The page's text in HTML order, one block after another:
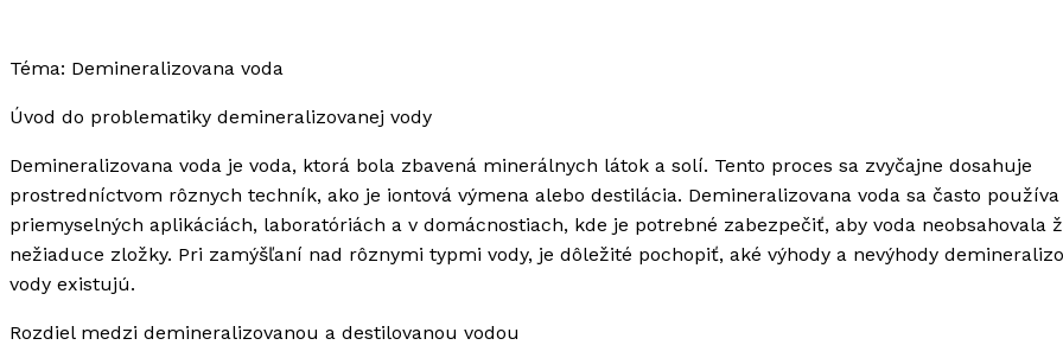
Téma: Demineralizovana voda
Úvod do problematiky demineralizovanej vody
Demineralizovana voda je voda, ktorá bola zbavená minerálnych látok a solí. Tento proces sa zvyčajne dosahuje
prostredníctvom rôznych techník, ako je iontová výmena alebo destilácia. Demineralizovana voda sa často používa
priemyselných aplikáciách, laboratóriách a v domácnostiach, kde je potrebné zabezpečiť, aby voda neobsahovala
nežiaduce zložky. Pri zamýšľaní nad rôznymi typmi vody, je dôležité pochopiť, aké výhody a nevýhody
vody existujú.
Rozdiel medzi demineralizovanou a destilovanou vodou